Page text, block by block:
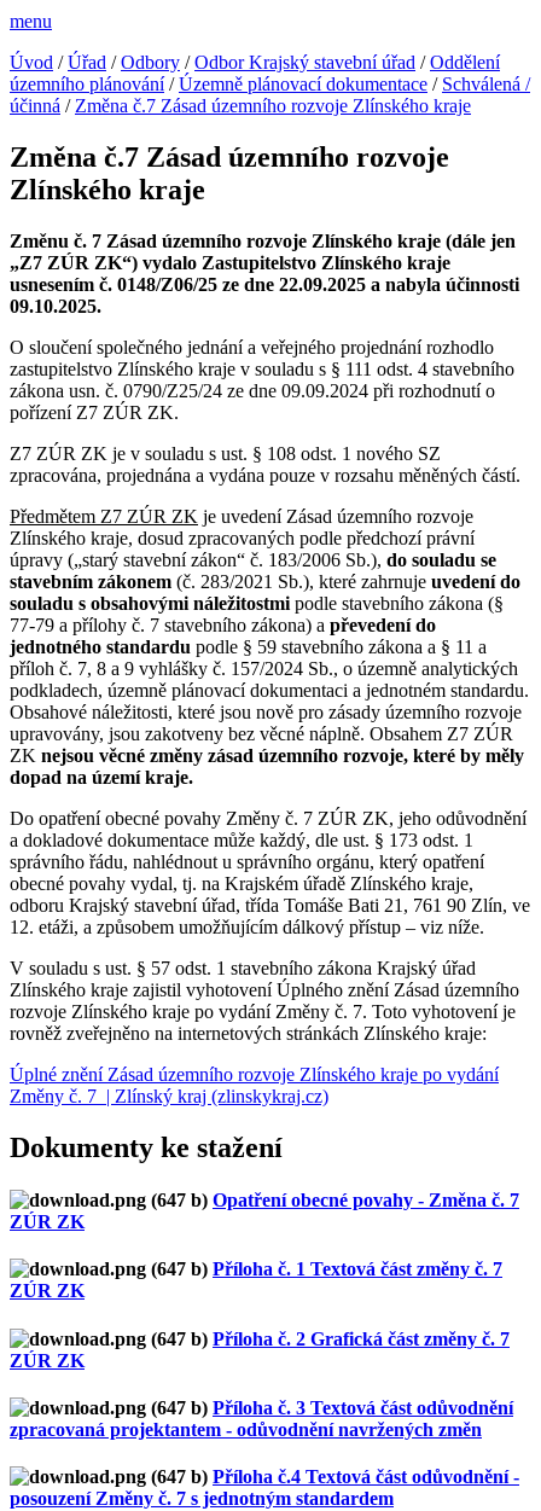
menu
Úvod /Úřad /Odbory /Odbor Krajský stavební úřad /Oddělení
územního plánování/Územně plánovací dokumentace / Schválená /
účinná / Změna č.7 Zásad územního rozvoje Zlínského kraje
Změna č.7 Zásad územního rozvoje
Zlínského kraje
Změnu č. 7 Zásad územního rozvoje Zlínského kraje (dále jen
„Z7 ZÚR ZK“) vydalo Zastupitelstvo Zlínského kraje
usnesením č. 0148/Z06/25 ze dne 22.09.2025 a nabyla účinnosti
09.10.2025.
O sloučení společného jednání a veřejného projednání rozhodlo
zastupitelstvo Zlínského kraje v souladu s § 111 odst. 4 stavebního
zákona usn. č. 0790/Z25/24 ze dne 09.09.2024 při rozhodnutí o
pořízení Z7 ZÚR ZK.
Z7 ZÚR ZK je v souladu s ust. § 108 odst. 1 nového SZ
zpracována, projednána a vydána pouze v rozsahu měněných částí.
Předmětem Z7 ZÚR ZK je uvedení Zásad územního rozvoje
Zlínského kraje, dosud zpracovaných podle předchozí právní
úpravy („starý stavební zákon“ č. 183/2006 Sb.), do souladu se
stavebním zákonem (č. 283/2021 Sb.), které zahrnuje uvedení do
souladu s obsahovými náležitostmi podle stavebního zákona (§
77-79 a přílohy č. 7 stavebního zákona) a převedení do
jednotného standardu podle § 59 stavebního zákona a § 11 a
příloh č. 7, 8 a 9 vyhlášky č. 157/2024 Sb., o územně analytických
podkladech, územně plánovací dokumentaci a jednotném standardu.
Obsahové náležitosti, které jsou nově pro zásady územního rozvoje
upravovány, jsou zakotveny bez věcné náplně. Obsahem Z7 ZÚR
ZK nejsou věcné změny zásad územního rozvoje, které by měly
dopad na území kraje.
Do opatření obecné povahy Změny č. 7 ZÚR ZK, jeho odůvodnění
a dokladové dokumentace může každý, dle ust. § 173 odst. 1
správního řádu, nahlédnout u správního orgánu, který opatření
obecné povahy vydal, tj. na Krajském úřadě Zlínského kraje,
odboru Krajský stavební úřad, třída Tomáše Bati 21, 761 90 Zlín, ve
12. etáži, a způsobem umožňujícím dálkový přístup – viz níže.
V souladu s ust. § 57 odst. 1 stavebního zákona Krajský úřad
Zlínského kraje zajistil vyhotovení Úplného znění Zásad územního
rozvoje Zlínského kraje po vydání Změny č. 7. Toto vyhotovení je
rovněž zveřejněno na internetových stránkách Zlínského kraje:
Úplné znění Zásad územního rozvoje Zlínského kraje po vydání
Změny č. 7 | Zlínský kraj (zlinskykraj.cz)
Dokumenty ke stažení
Opatření obecné povahy - Změna č. 7
ZÚR ZK
Příloha č. 1 Textová část změny č. 7
ZÚR ZK
Příloha č. 2 Grafická část změny č. 7
ZÚR ZK
Příloha č. 3 Textová část odůvodnění
zpracovaná projektantem - odůvodnění navržených změn
Příloha č.4 Textová část odůvodnění -
posouzení Změny č. 7 s jednotným standardem